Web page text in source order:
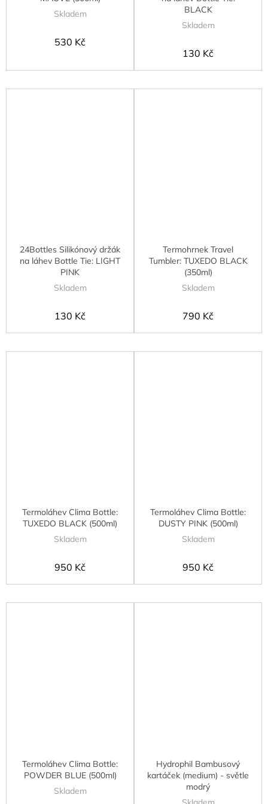
Skladem
530 Kč
BLACK
Skladem
130 Kč
24Bottles Silikónový držák
na láhev Bottle Tie: LIGHT
PINK
Skladem
130 Kč
Termohrnek Travel
Tumbler: TUXEDO BLACK
(350ml)
Skladem
790 Kč
Termoláhev Clima Bottle:
TUXEDO BLACK (500ml)
Skladem
950 Kč
Termoláhev Clima Bottle:
DUSTY PINK (500ml)
Skladem
950 Kč
Termoláhev Clima Bottle:
POWDER BLUE (500ml)
Skladem
Hydrophil Bambusový
kartáček (medium) - světle
modrý